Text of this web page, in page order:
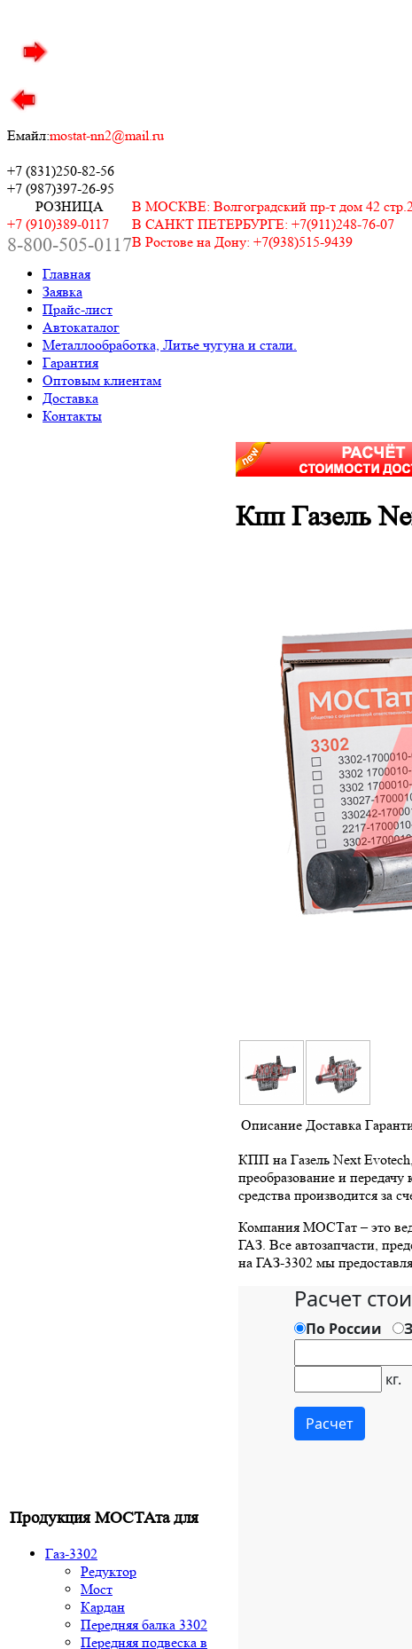
Емайл:mostat-nn2@mail.ru
+7 (831)250-82-56
+7 (987)397-26-95
РОЗНИЦА
+7 (910)389-0117
8-800-505-0117
В МОСКВЕ: Волгоградский пр-т дом 42
В САНКТ ПЕТЕРБУРГЕ: +7(911)248-76-07
В Ростове на Дону: +7(938)515-9439
Главная
Заявка
Прайс-лист
Автокаталог
Металлообработка, Литье чугуна и стали.
Гарантия
Оптовым клиентам
Доставка
Контакты
Продукция МОСТАта для
Газ-3302
Редуктор
Мост
Кардан
Передняя балка 3302
Передняя подвеска в
Кпп Газель
Описание Доставка
КПП на Газель Next
преобразование и
средства производится за
Компания МОСТат – это
ГАЗ. Все автозапчасти,
на ГАЗ-3302 мы